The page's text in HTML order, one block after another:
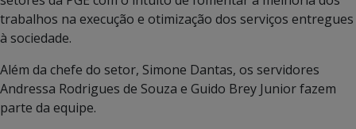
trabalhos na execução e otimização dos serviços entregues
à sociedade.
Além da chefe do setor, Simone Dantas, os servidores
Andressa Rodrigues de Souza e Guido Brey Junior fazem
parte da equipe.